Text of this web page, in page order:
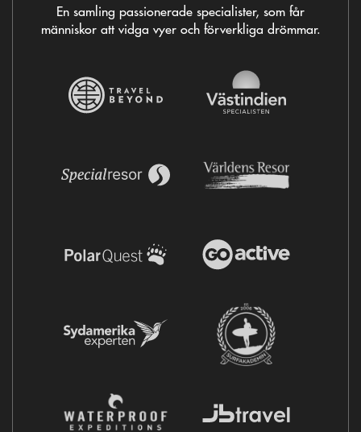
En samling passionerade specialister, som får
människor att vidga vyer och förverkliga drömmar.